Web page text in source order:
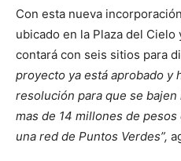
Con esta nueva
ubicado en la Plaza del Cielo
contará con seis sitios para
proyecto ya está aprobado y
resolución para que se
mas de 14 millones de
una red de Puntos Verdes”,